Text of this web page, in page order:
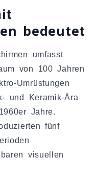
bedeutet
umfasst
von 100 Jahren
Umrüstungen
und Keramik-Ära
Jahre.
fünf
visuellen